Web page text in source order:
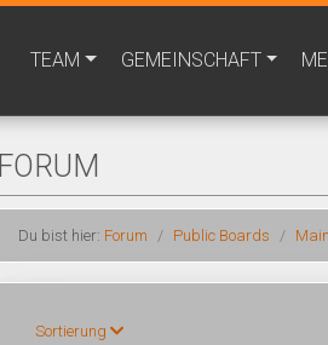
TEAM GEMEINSCHAFT
FORUM
Du bist hier: Forum Public Boards
Sortierung